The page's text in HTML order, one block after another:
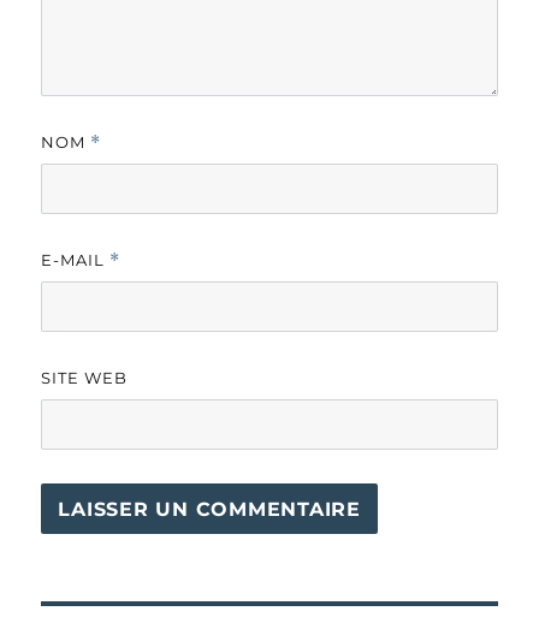
NOM *
E-MAIL *
SITE WEB